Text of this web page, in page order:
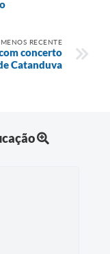
RECENTE
concerto
Catanduva